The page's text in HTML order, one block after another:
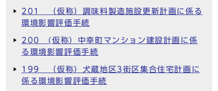
201 （仮称）調味料製造施設更新計画に係る
環境影響評価手続
200 (仮称）中幸町マンション建設計画に係
る環境影響評価手続
199 （仮称）犬蔵地区3街区集合住宅計画に
係る環境影響評価手続